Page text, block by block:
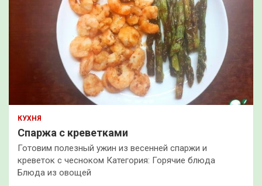
КУХНЯ
Спаржа с креветками
Готовим полезный ужин из весенней спаржи и
креветок с чесноком Категория: Горячие блюда
Блюда из овощей